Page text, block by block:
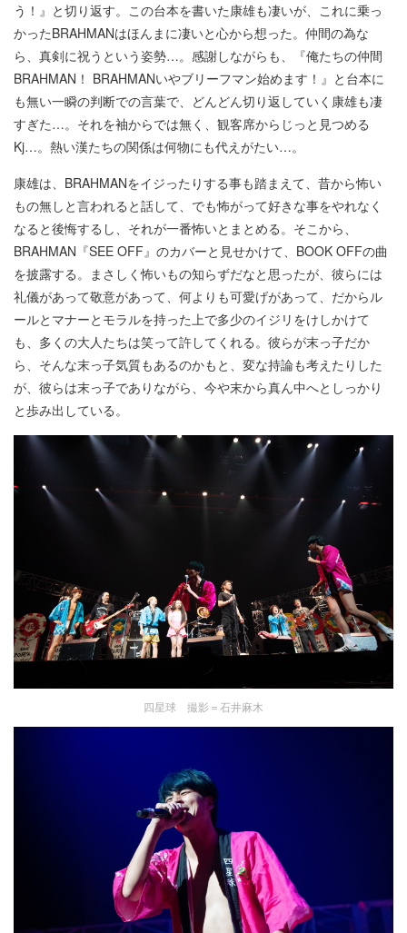
う！』と切り返す。この台本を書いた康雄も凄いが、これに乗っ
かったBRAHMANはほんまに凄いと心から想った。仲間の為な
ら、真剣に祝うという姿勢…。感謝しながらも、『俺たちの仲間
BRAHMAN！ BRAHMANいやブリーフマン始めます！』と台本に
も無い一瞬の判断での言葉で、どんどん切り返していく康雄も凄
すぎた…。それを袖からでは無く、観客席からじっと見つめる
Kj…。熱い漢たちの関係は何物にも代えがたい…。
康雄は、BRAHMANをイジったりする事も踏まえて、昔から怖い
もの無しと言われると話して、でも怖がって好きな事をやれなく
なると後悔するし、それが一番怖いとまとめる。そこから、
BRAHMAN『SEE OFF』のカバーと見せかけて、BOOK OFFの曲
を披露する。まさしく怖いもの知らずだなと思ったが、彼らには
礼儀があって敬意があって、何よりも可愛げがあって、だからル
ールとマナーとモラルを持った上で多少のイジリをけしかけて
も、多くの大人たちは笑って許してくれる。彼らが末っ子だか
ら、そんな末っ子気質もあるのかもと、変な持論も考えたりした
が、彼らは末っ子でありながら、今や末から真ん中へとしっかり
と歩み出している。
四星球 撮影＝石井麻木